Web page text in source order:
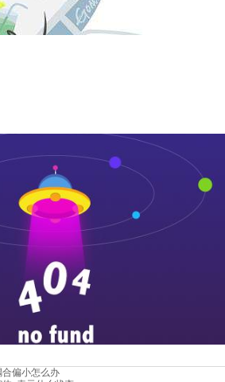
系统的理解，还可以为你的职业生涯开辟新
上一篇： cst电磁仿真软件如何计算有源s参数
下一篇： 有限元分析是分析什么数据？什么内容？
偏小怎么办